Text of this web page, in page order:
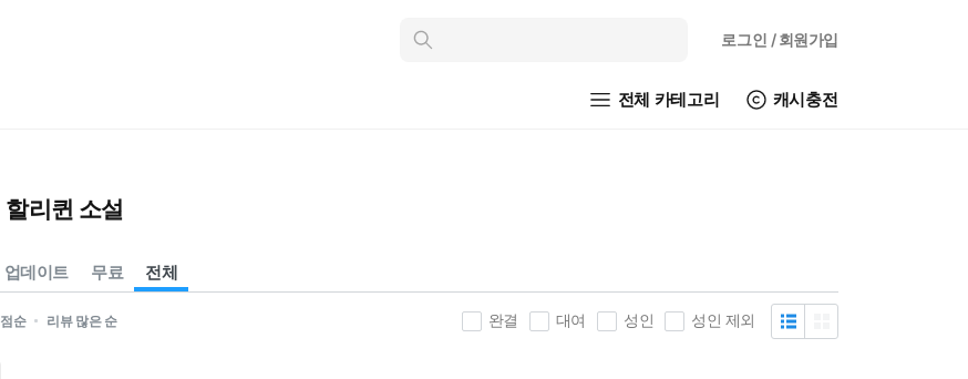
인
로그인 / 회원가입
전체 카테고리 캐시충전
할리퀸 소설
업데이트 무료 전체
순 리뷰 많은 순 완결 대여 성인 성인 제외